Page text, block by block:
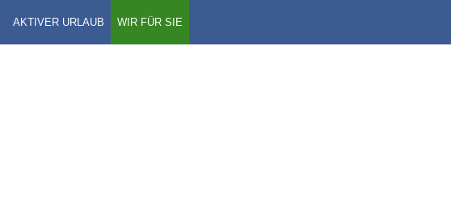
AKTIVER URLAUB WIR FÜR SIE